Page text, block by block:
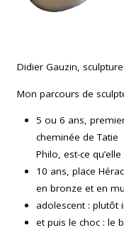
Didier Gauzin,
Mon parcours de
5 ou 6 ans,
cheminée de Tatie
Philo, est-ce
10 ans, place
en bronze et en
adolescent : plutôt
et puis le choc : le